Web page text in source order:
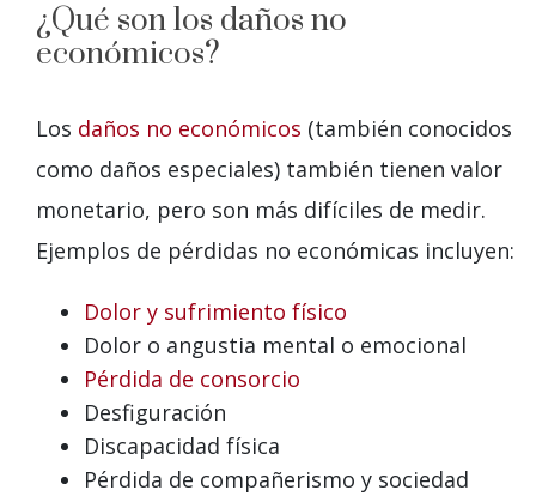
¿Qué son los daños no
económicos?
Los daños no económicos (también conocidos
como daños especiales) también tienen valor
monetario, pero son más difíciles de medir.
Ejemplos de pérdidas no económicas incluyen:
Dolor y sufrimiento físico
Dolor o angustia mental o emocional
Pérdida de consorcio
Desfiguración
Discapacidad física
Pérdida de compañerismo y sociedad